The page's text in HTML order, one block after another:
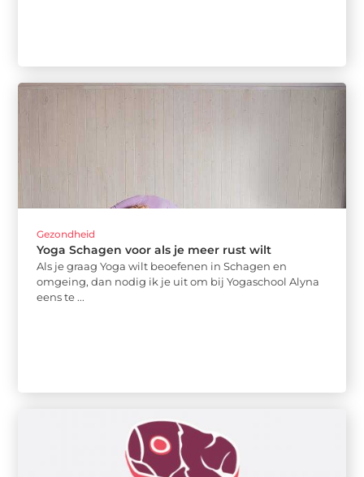
Gezondheid
Yoga Schagen voor als je meer rust wilt
Als je graag Yoga wilt beoefenen in Schagen en
omgeing, dan nodig ik je uit om bij Yogaschool Alyna
eens te ...